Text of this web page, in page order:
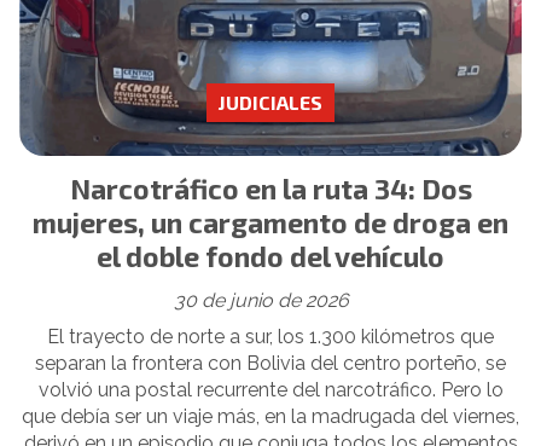
Narcotráfico en la ruta 34: Dos
mujeres, un cargamento de droga en
el doble fondo del vehículo
JUDICIALES
30 de junio de 2026
El trayecto de norte a sur, los 1.300 kilómetros que
separan la frontera con Bolivia del centro porteño, se
volvió una postal recurrente del narcotráfico. Pero lo
que debía ser un viaje más, en la madrugada del viernes,